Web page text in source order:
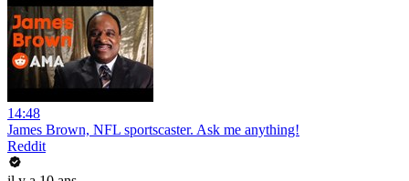
14:48
James Brown, NFL sportscaster. Ask me anything!
Reddit